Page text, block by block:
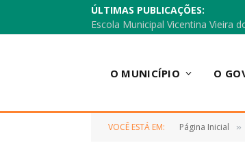
ÚLTIMAS PUBLICAÇÕES:
O MUNICÍPIO O
VOCÊ ESTÁ EM: Página Inicial »